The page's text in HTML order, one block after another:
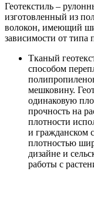
Геотекстиль –
изготовленный из
волокон, имеющий
зависимости от типа
Тканый
способом
мешковину.
одинаковую
прочность на
плотности
и гражданском
плотностью
дизайне и
работы с